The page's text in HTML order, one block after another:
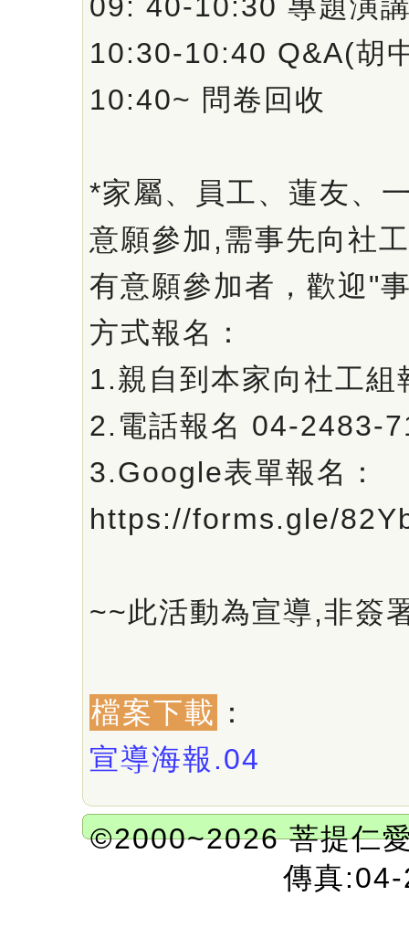
10:30-10:40 Q&A(胡
10:40~ 問卷回收
*家屬、員工、蓮友、
意願參加,需事先向社
有意願參加者，歡迎"
方式報名：
1.親自到本家向社工組
2.電話報名 04-2483-
3.Google表單報名：
https://forms.gle/
~~此活動為宣導,非簽
檔案下載 ：
宣導海報.04
©2000~2026 菩提
傳真